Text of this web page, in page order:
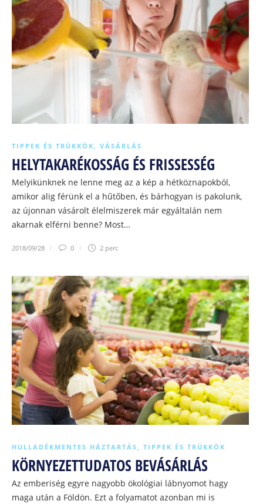
TIPPEK ÉS TRÜKKÖK VÁSÁRLÁS
HELYTAKARÉKOSSÁG ÉS FRISSESSÉG
Melyikünknek ne lenne meg az a kép a hétköznapokból,
amikor alig férünk el a hűtőben, és bárhogyan is pakolunk,
az újonnan vásárolt élelmiszerek már egyáltalán nem
akarnak elférni benne? Most…
2018/09/28 0 2 perc
HULLADÉKMENTES HÁZTARTÁS, TIPPEK ÉS TRÜKKÖK
KÖRNYEZETTUDATOS BEVÁSÁRLÁS
Az emberiség egyre nagyobb ökológiai lábnyomot hagy
maga után a Földön. Ezt a folyamatot azonban mi is